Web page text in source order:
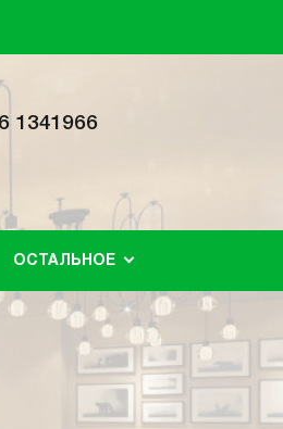
1341966
ОСТАЛЬНОЕ